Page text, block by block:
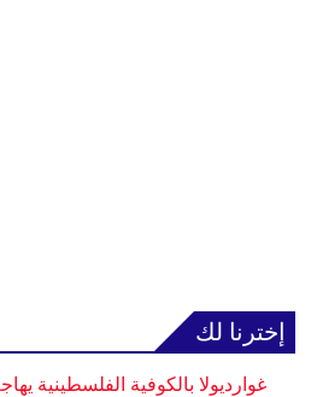
إخترنا لك
غوارديولا بالكوفية الفلسطينية